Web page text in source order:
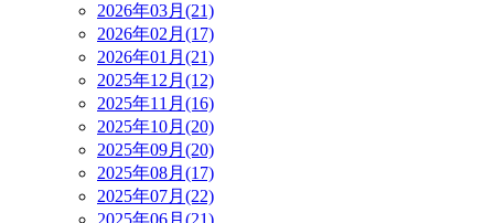
2026年03月(21)
2026年02月(17)
2026年01月(21)
2025年12月(12)
2025年11月(16)
2025年10月(20)
2025年09月(20)
2025年08月(17)
2025年07月(22)
2025年06月(21)